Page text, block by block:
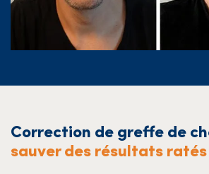
Correction de greffe de
sauver des résultats ratés